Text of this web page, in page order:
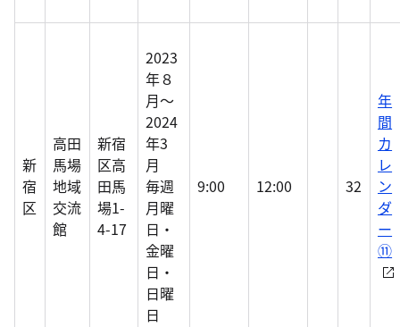
新
宿
区
高田
馬場
地域
交流
館
新宿
区高
田馬
場1-
4-17
2023
年８
月～
2024
年3
月
毎週
月曜
日・
金曜
日・
日曜
日
9:00 12:00 32
年
間
カ
レ
ン
ダ
ー
⑪